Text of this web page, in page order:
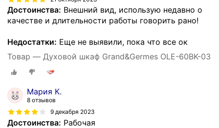
Достоинства: Внешний вид, использую недавно о
качестве и длительности работы говорить рано!
Недостатки: Еще не выявили, пока что все ок
Товар — Духовой шкаф Grand&Germes OLE-60BK-03
Мария К.
8 отзывов
9 декабря 2023
Достоинства: Рабочая